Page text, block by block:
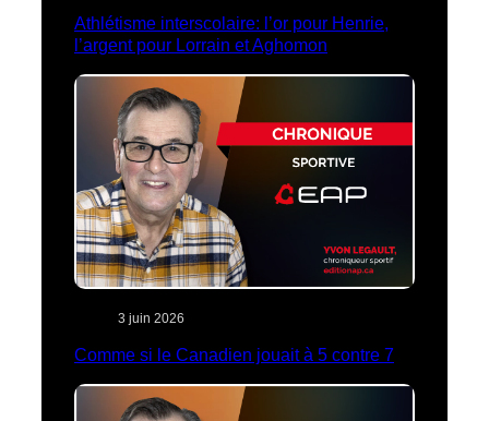
Athlétisme interscolaire: l’or pour Henrie,
l’argent pour Lorrain et Aghomon
3 juin 2026
Comme si le Canadien jouait à 5 contre 7